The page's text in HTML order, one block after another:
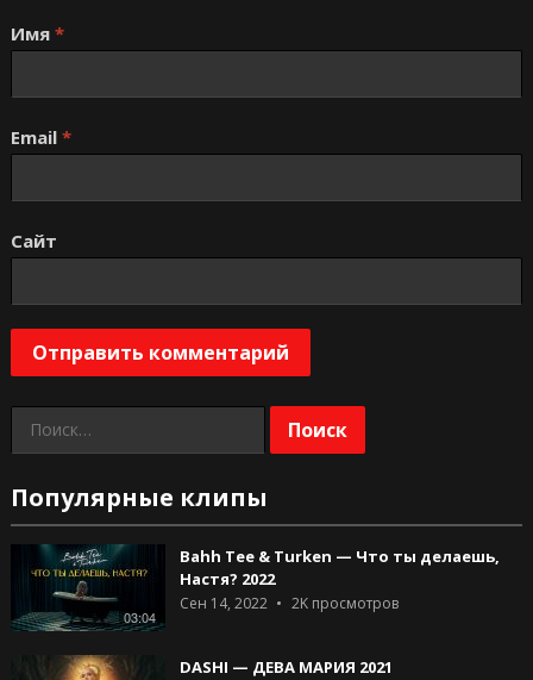
Имя *
Email *
Сайт
Найти:
Популярные клипы
03:04
Bahh Tee & Turken — Что ты делаешь,
Настя? 2022
Сен 14, 2022 2Kпросмотров
DASHI — ДЕВА МАРИЯ 2021